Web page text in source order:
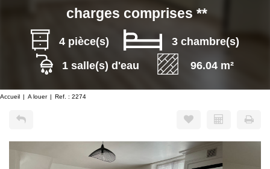
charges comprises **
4 pièce(s)
3 chambre(s)
1 salle(s) d'eau
96.04 m²
Accueil A louer Ref. : 2274